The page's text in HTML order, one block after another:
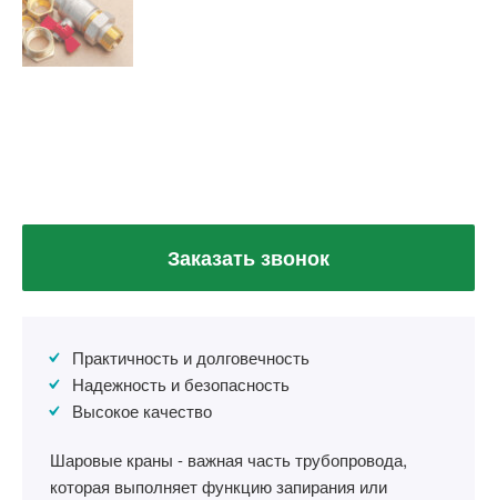
Заказать звонок
Практичность и долговечность
Надежность и безопасность
Высокое качество
Шаровые краны - важная часть трубопровода,
которая выполняет функцию запирания или